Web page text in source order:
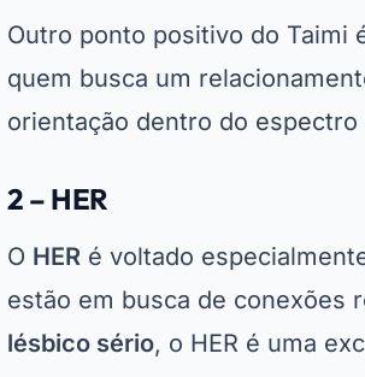
Outro ponto positivo do Taimi
quem busca um
orientação dentro do espectro
2 – HER
O HER é voltado
estão em busca de conexões
lésbico sério, o HER é uma